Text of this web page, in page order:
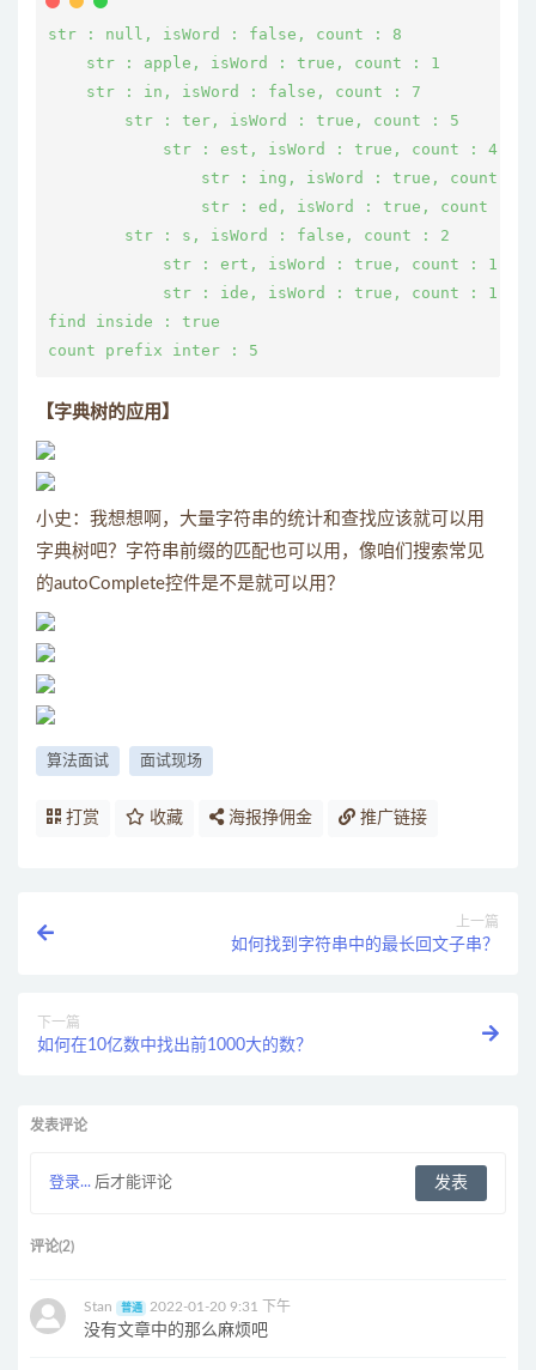
str : null, isWord : false, count : 8
    str : apple, isWord : true, count : 1
    str : in, isWord : false, count : 7
        str : ter, isWord : true, count : 5
            str : est, isWord : true, count : 4
                str : ing, isWord : true, count : 2
                str : ed, isWord : true, count : 1
        str : s, isWord : false, count : 2
            str : ert, isWord : true, count : 1
            str : ide, isWord : true, count : 1
find inside : true
【字典树的应用】
小史：我想想啊，大量字符串的统计和查找应该就可以用
字典树吧？字符串前缀的匹配也可以用，像咱们搜索常见
的autoComplete控件是不是就可以用？
算法面试 面试现场
打赏 收藏 海报挣佣金 推广链接
上一篇
如何找到字符串中的最长回文子串？
下一篇
如何在10亿数中找出前1000大的数？
发表评论
登录... 后才能评论
评论(2)
Stan 普通 2022-01-20 9:31 下午
没有文章中的那么麻烦吧